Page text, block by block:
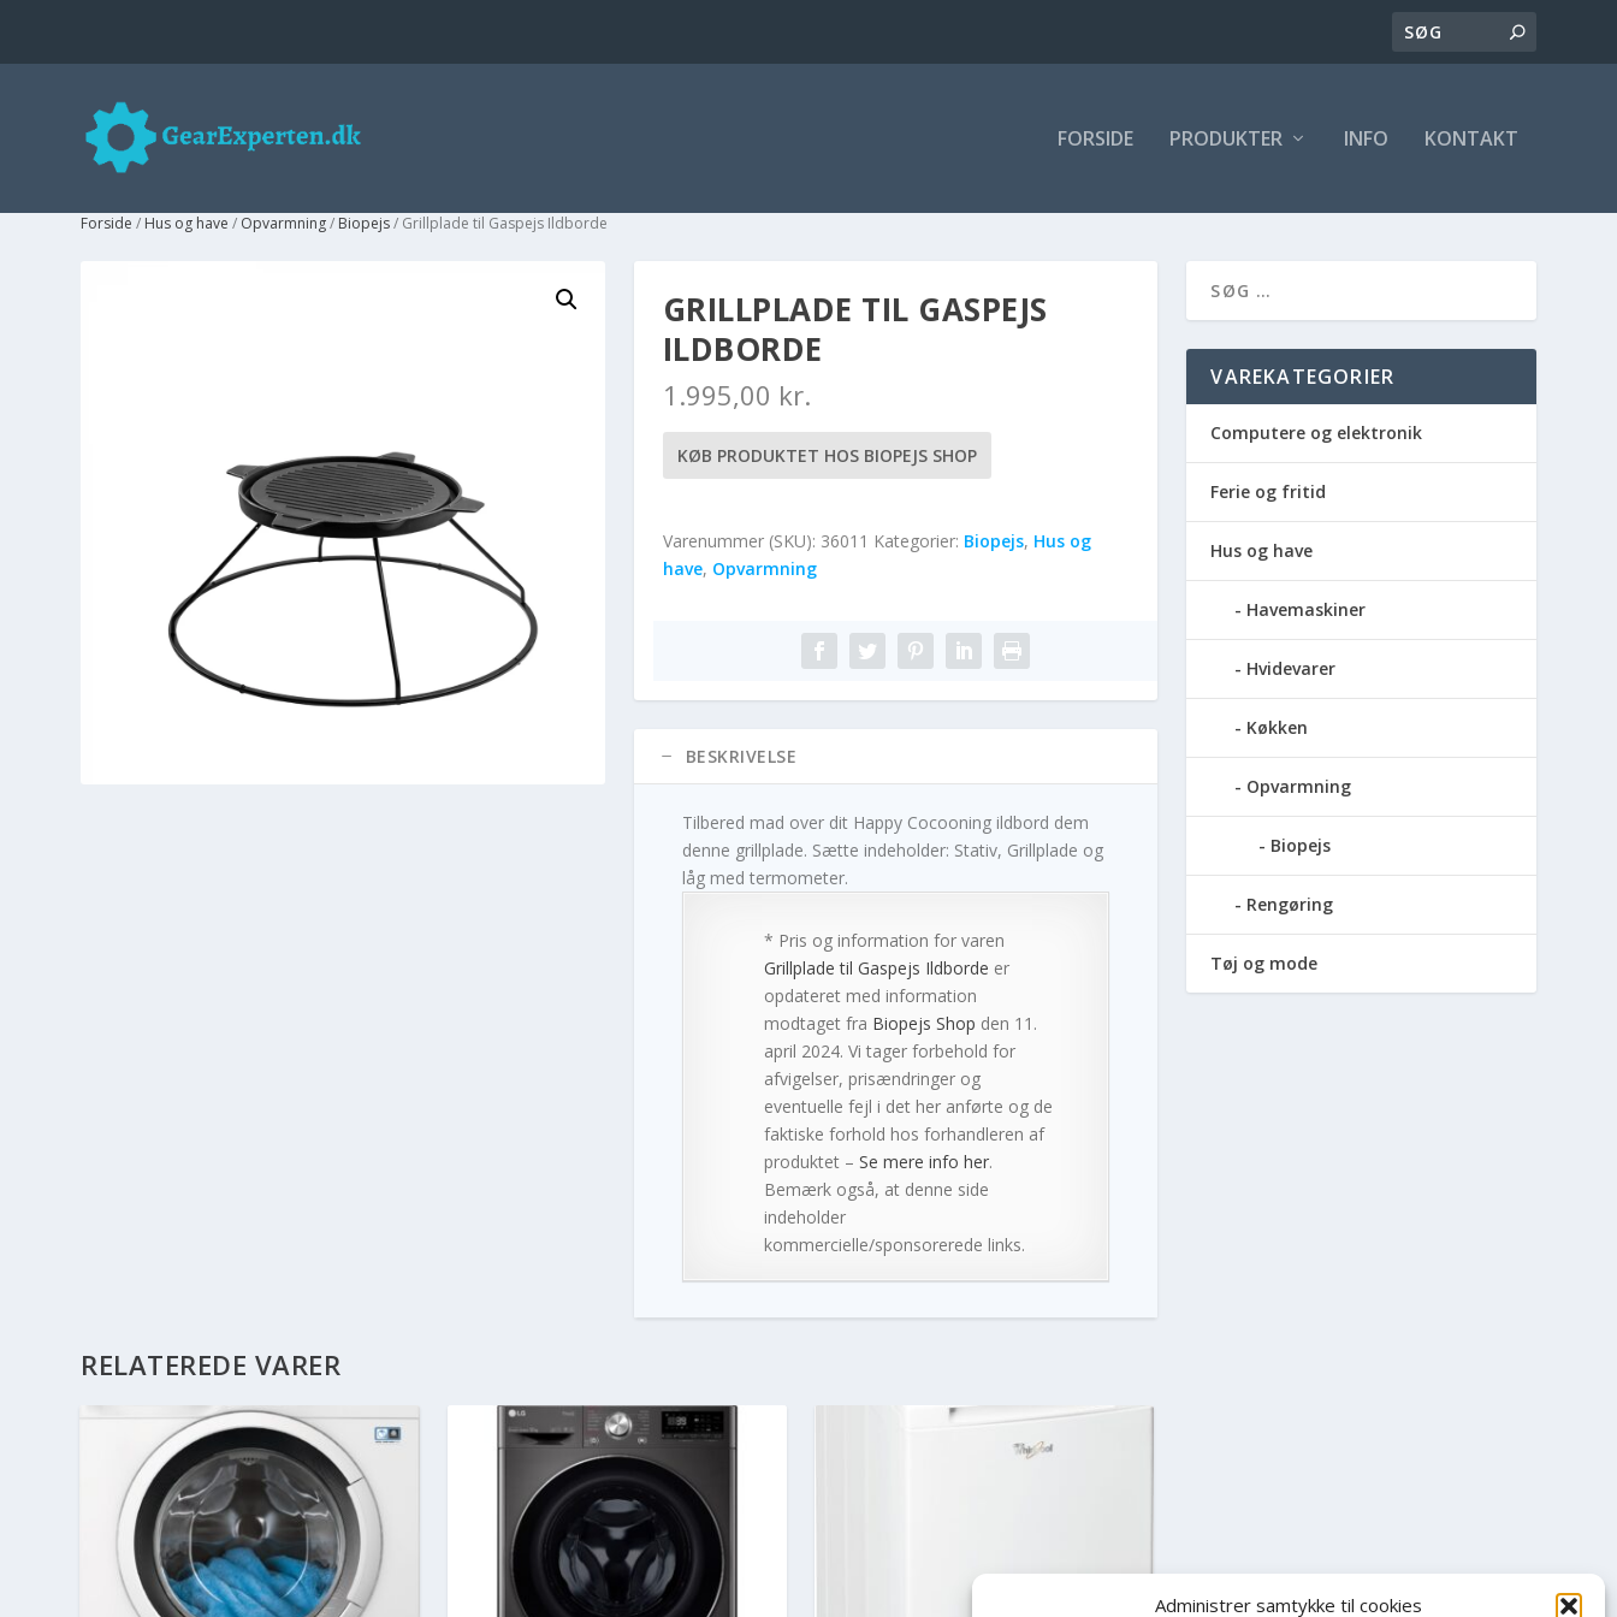
Administrer samtykke til cookies
FORSIDE PRODUKTER INFO KONTAKT
Forside / Hus og have / Opvarmning/ Biopejs/ Grillplade til Gaspejs Ildborde
GRILLPLADE TIL GASPEJS
ILDBORDE
1.995,00 kr.
KØB PRODUKTET HOS BIOPEJS SHOP
Varenummer (SKU): 36011 Kategorier: Biopejs, Hus og
have, Opvarmning
BESKRIVELSE
Tilbered mad over dit Happy Cocooning ildbord dem
denne grillplade. Sætte indeholder: Stativ, Grillplade og
låg med termometer.
* Pris og information for varen
Grillplade til Gaspejs Ildborde er
opdateret med information
modtaget fra Biopejs Shop den 11.
april 2024. Vi tager forbehold for
afvigelser, prisændringer og
eventuelle fejl i det her anførte og de
faktiske forhold hos forhandleren af
produktet – Se mere info her.
Bemærk også, at denne side
indeholder
kommercielle/sponsorerede links.
RELATEREDE VARER
VAREKATEGORIER
Computere og elektronik
Ferie og fritid
Hus og have
Havemaskiner
Hvidevarer
Køkken
Opvarmning
Biopejs
Rengøring
Tøj og mode